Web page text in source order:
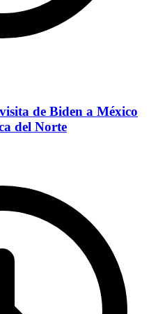
de Biden a México
del Norte